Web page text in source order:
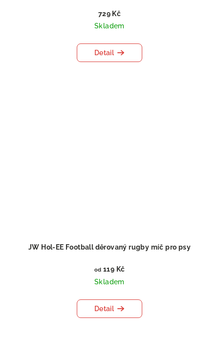
729 Kč
Skladem
Detail
JW Hol-EE Football děrovaný rugby míč pro psy
od 119 Kč
Skladem
Detail